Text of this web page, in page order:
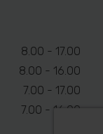
8.00 - 17.00
8.00 - 16.00
7.00 - 17.00
7.00 - 16.00